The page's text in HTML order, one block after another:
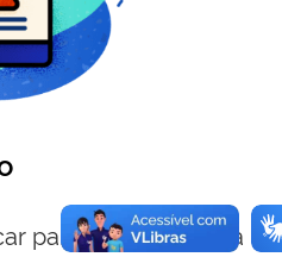
para visualizar essa